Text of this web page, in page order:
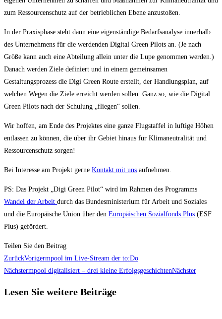
zum Ressourcenschutz auf der betrieblichen Ebene anzustoßen.
In der Praxisphase steht dann eine eigenständige Bedarfsanalyse innerhalb
des Unternehmens für die werdenden Digital Green Pilots an. (Je nach
Größe kann auch eine Abteilung allein unter die Lupe genommen werden.)
Danach werden Ziele definiert und in einem gemeinsamen
Gestaltungsprozess die Digi Green Route erstellt, der Handlungsplan, auf
welchen Wegen die Ziele erreicht werden sollen. Ganz so, wie die Digital
Green Pilots nach der Schulung „fliegen“ sollen.
Wir hoffen, am Ende des Projektes eine ganze Flugstaffel in luftige Höhen
entlassen zu können, die über ihr Gebiet hinaus für Klimaneutralität und
Ressourcenschutz sorgen!
Bei Interesse am Projekt gerne Kontakt mit uns aufnehmen.
PS: Das Projekt „Digi Green Pilot“ wird im Rahmen des Programms
Wandel der Arbeit durch das Bundesministerium für Arbeit und Soziales
und die Europäische Union über den Europäischen Sozialfonds Plus (ESF
Plus) gefördert.
Teilen Sie den Beitrag
ZurückVorigermpool im Live-Stream der to:Do
Nächstermpool digitalisiert – drei kleine ErfolgsgeschichtenNächster
Lesen Sie weitere Beiträge